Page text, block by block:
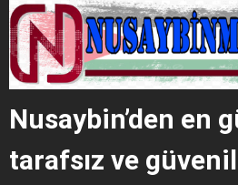
Nusaybin’den en
tarafsız ve